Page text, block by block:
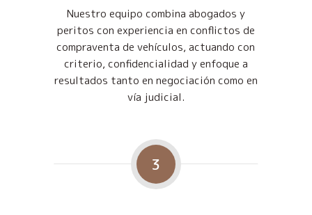
Nuestro equipo combina abogados y
peritos con experiencia en conflictos de
compraventa de vehículos, actuando con
criterio, confidencialidad y enfoque a
resultados tanto en negociación como en
vía judicial.
3